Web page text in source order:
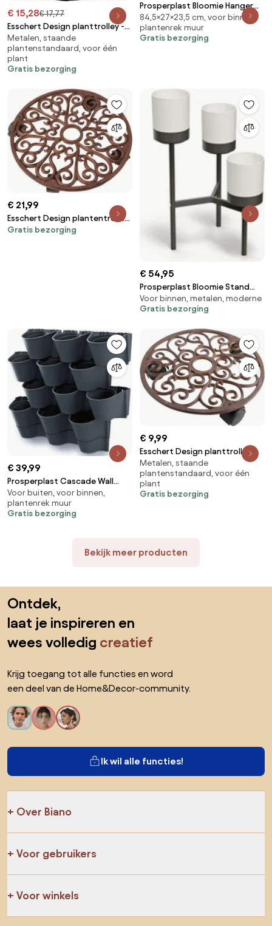
€ 15,28€ 17,77
Esschert Design planttrolley -
gietijzer - Diameter 29cm
Metalen, staande
plantenstandaard, voor één
plant
Gratis bezorging
Prosperplast Bloomie Hanger
Set - Wandplantenbakken Wit -
3 stuks - 27x23,5x84,5 cm
84,5×27×23,5 cm, voor binnen,
plantenrek muur
Gratis bezorging
€ 21,99
Esschert Design plantentrolley
rond L - LxBxH:
Gratis bezorging
€ 54,95
Prosperplast Bloomie Stand
Plantenstandaard - Wit - 3
Potten - 80,5 cm
Voor binnen, metalen, moderne
Gratis bezorging
€ 39,99
Prosperplast Cascade Wall
Verticale Tuin - Antraciet - 12
Potten - Modulair
Voor buiten, voor binnen,
plantenrek muur
Gratis bezorging
€ 9,99
Esschert Design planttrolley
rond S
Metalen, staande
plantenstandaard, voor één
plant
Gratis bezorging
Bekijk meer producten
Ontdek,
laat je inspireren en
wees volledig creatief
Krijg toegang tot alle functies en word
een deel van de Home&Decor-community.
Ik wil alle functies!
Over Biano
Voor gebruikers
Voor winkels